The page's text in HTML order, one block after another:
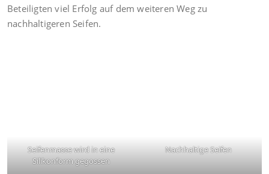
Beteiligten viel Erfolg auf dem weiteren Weg zu
nachhaltigeren Seifen.
Seifenmasse wird in eine
Silikonform gegossen
Nachhaltige Seifen